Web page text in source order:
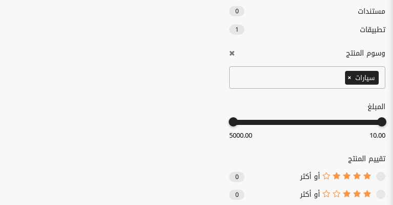
مستندات 0
تطبيقات 1
وسوم المنتج
× سيارات
المبلغ
10.00
5000.00
تقييم المنتج
أو أكثر
0
أو أكثر 0